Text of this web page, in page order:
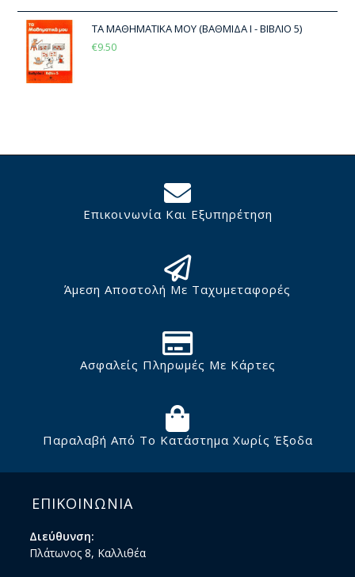
ΤΑ ΜΑΘΗΜΑΤΙΚΑ ΜΟΥ (ΒΑΘΜΙΔΑ Ι - ΒΙΒΛΙΟ 5)
€9.50
Επικοινωνία Και Εξυπηρέτηση
Άμεση Αποστολή Με Ταχυμεταφορές
Ασφαλείς Πληρωμές Με Κάρτες
Παραλαβή Από Το Κατάστημα Χωρίς Έξοδα
ΕΠΙΚΟΙΝΩΝΙΑ
Διεύθυνση:
Πλάτωνος 8, Καλλιθέα